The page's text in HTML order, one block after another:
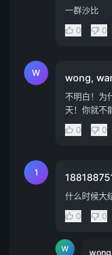
一群沙比
0
0
W wong,
不明白！为
天！你就不
0
0
1
什么时候大
0
0
W